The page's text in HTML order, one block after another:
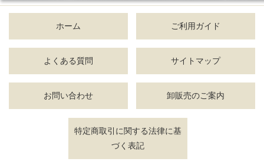
ホーム ご利用ガイド
よくある質問 サイトマップ
お問い合わせ 卸販売のご案内
特定商取引に関する法律に基
づく表記